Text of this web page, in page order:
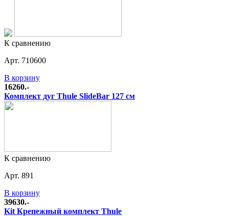
К сравнению
Арт. 710600
В корзину
16260.-
Комплект дуг Thule SlideBar 127 см
К сравнению
Арт. 891
В корзину
39630.-
Kit Крепежный комплект Thule